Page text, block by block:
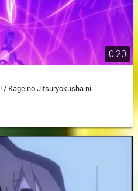
0:20
Kage no Jitsuryokusha ni